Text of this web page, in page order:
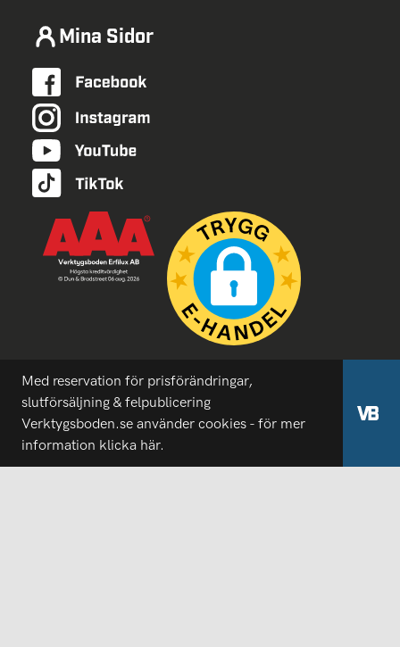
Mina Sidor
Med reservation för prisförändringar,
slutförsäljning & felpublicering
Verktygsboden.se använder cookies - för mer
information klicka här.